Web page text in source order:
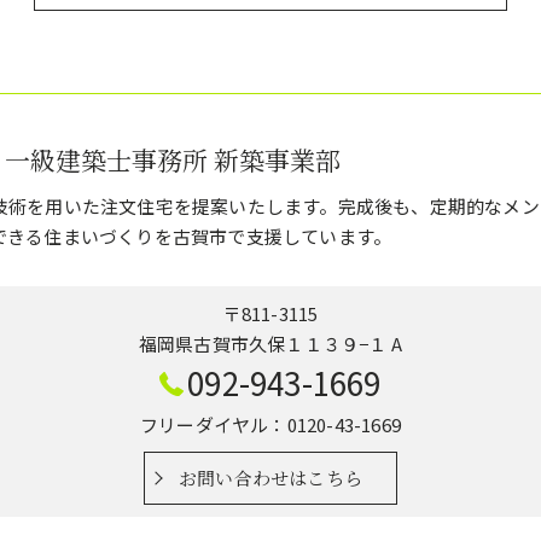
級建築士事務所 新築事業部
を用いた注文住宅を提案いたします。完成後も、定期的なメ
る住まいづくりを古賀市で支援しています。
〒811-3115
福岡県古賀市久保１１３９−１ A
092-943-1669
フリーダイヤル：0120-43-1669
お問い合わせはこちら